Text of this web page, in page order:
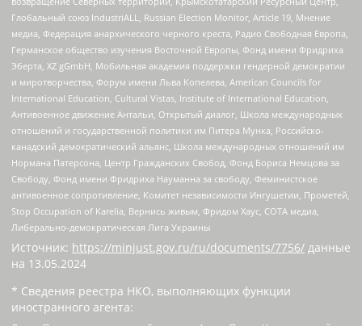
Глобальный союз IndustriALL, Russian Election Monitor, Article 19, Мнение
медиа, Федерация анархического черного креста, Радио Свободная Европа,
Германское общество изучения Восточной Европы, Фонд имени Фридриха
Эберта, XZ gGmbH, Мобильная академия поддержки гендерной демократии
и миротворчества, Форум имени Льва Копелева, American Councils for
International Education, Cultural Vistas, Institute of International Education,
Антивоенное движение Антальи, Открытый диалог, Школа международных
отношений и государственной политики им Питера Мунка, Российско-
канадский демократический альянс, Школа международных отношений им
Нормана Патерсона, Центр Гражданских Свобод, Фонд Бориса Немцова за
Свободу, Фонд имени Фридриха Науманна за свободу, Феминистское
антивоенное сопротивление, Комитет независимости Ингушетии, Прометей,
Stop Occupation of Karelia, Вернись живым, Фридом Хаус, СОТА медиа,
Либерально-демократическая Лига Украины
Источник: https://minjust.gov.ru/ru/documents/7756/ данные
на 13.05.2024
* Сведения реестра НКО, выполняющих функции
иностранного агента: